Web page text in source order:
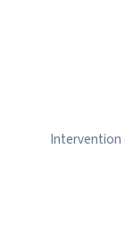
Intervention